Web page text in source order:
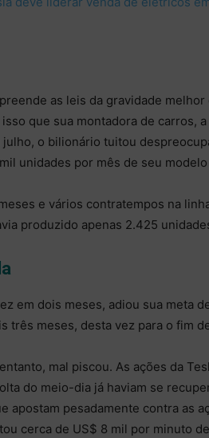
as leis da gravidade
que sua montadora de carros,
julho, o bilionário tuitou
unidades por mês de seu
e vários contratempos na
produzido apenas 2.425
em dois meses, adiou sua meta
três meses, desta vez para o fim
mal piscou. As ações da
do meio-dia já haviam se
apostam pesadamente contra as
cerca de US$ 8 mil por minuto